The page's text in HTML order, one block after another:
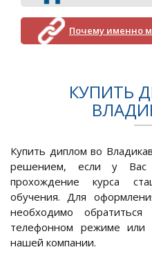
Почему именно
КУПИТЬ
Купить диплом во
решением, если у
прохождение курса
обучения. Для
необходимо
телефонном режиме или
нашей компании.